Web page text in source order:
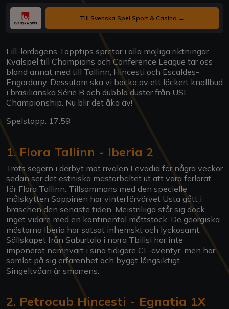
Till Svenska Spel Sport & Casino →
Lill-lördagens Topptips spretar i alla möjliga riktningar.
Kvalspel till Champions och Conference League tar oss
bland annat med till Tallinn, Hincesti och Escaldes-
Engordany. Dessutom ska vi bocka av ett läckert knallbud
i brasilianska Série B och dubbla duster från USL
Championship. Nu blir det åka av!
Spelstopp: 17.59
1. Flora Tallinn - Iberia 2
Trots segern i derbyt mot rivalen Levadia för några veckor
sedan ser det estniska mästarbältet ut att vara förlorat
för Flora Tallinn. Tillsammans med den specielle
målskytten Sappinen har vinterförvärvet Usta gått i
bräschen den senaste tiden. Meistriliiga står sig dock
inget vidare med en kontinental måttstock. De georgiska
mästarna Iberia har satsat inhemskt och lyckosamt.
Sällskapet från Saburtalo i norra Tbilisi har inte
imponerat nämnvärt i sina tidigare CL-äventyr, men har
samlat på sig erfarenhet och byggt långsiktigt.
Singeltvåan är smarrens.
2. Petrocub Hincesti - Egnatia 1X